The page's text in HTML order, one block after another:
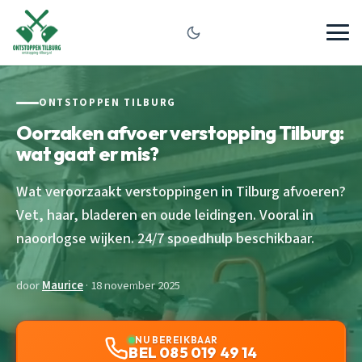
ONTSTOPPEN TILBURG
Oorzaken afvoer verstopping Tilburg:
wat gaat er mis?
Wat veroorzaakt verstoppingen in Tilburg afvoeren?
Vet, haar, bladeren en oude leidingen. Vooral in
naoorlogse wijken. 24/7 spoedhulp beschikbaar.
doorMaurice· 18 november 2025
NU BEREIKBAAR
BEL 085 019 49 14